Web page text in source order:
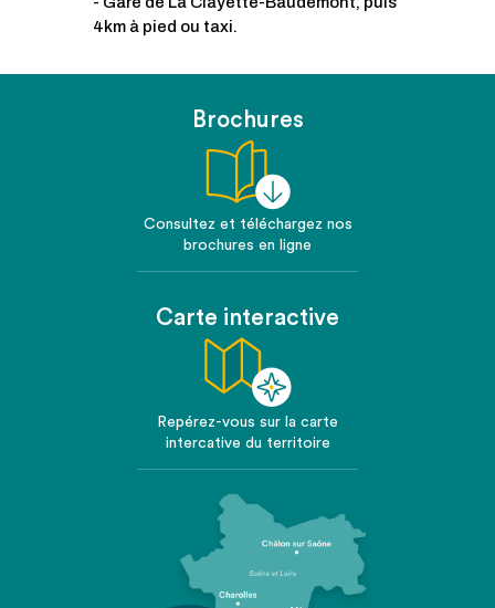
4km à pied ou taxi.
Brochures
Consultez et téléchargez nos
brochures en ligne
Carte interactive
Repérez-vous sur la carte
intercative du territoire